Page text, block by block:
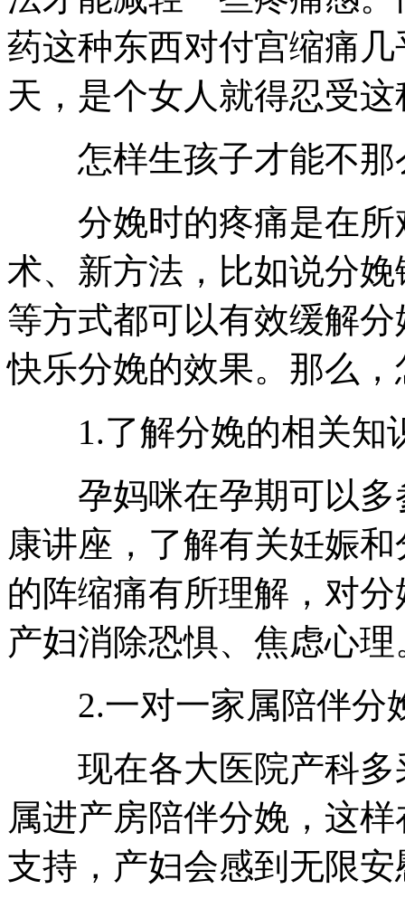
药这种东西对付宫缩痛
天，是个女人就得忍受
怎样生孩子才能不那
分娩时的疼痛是在所
术、新方法，比如说分
等方式都可以有效缓解
快乐分娩的效果。那么
1.了解分娩的相关知
孕妈咪在孕期可以多
康讲座，了解有关妊娠
的阵缩痛有所理解，对
产妇消除恐惧、焦虑心理
2.一对一家属陪伴分
现在各大医院产科多
属进产房陪伴分娩，这
支持，产妇会感到无限